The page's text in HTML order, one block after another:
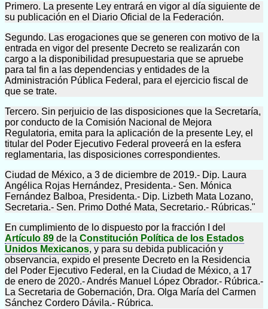
Primero. La presente Ley entrará en vigor al día siguiente de
su publicación en el Diario Oficial de la Federación.
Segundo. Las erogaciones que se generen con motivo de la
entrada en vigor del presente Decreto se realizarán con
cargo a la disponibilidad presupuestaria que se apruebe
para tal fin a las dependencias y entidades de la
Administración Pública Federal, para el ejercicio fiscal de
que se trate.
Tercero. Sin perjuicio de las disposiciones que la Secretaría,
por conducto de la Comisión Nacional de Mejora
Regulatoria, emita para la aplicación de la presente Ley, el
titular del Poder Ejecutivo Federal proveerá en la esfera
reglamentaria, las disposiciones correspondientes.
Ciudad de México, a 3 de diciembre de 2019.- Dip. Laura
Angélica Rojas Hernández, Presidenta.- Sen. Mónica
Fernández Balboa, Presidenta.- Dip. Lizbeth Mata Lozano,
Secretaria.- Sen. Primo Dothé Mata, Secretario.- Rúbricas."
En cumplimiento de lo dispuesto por la fracción I del
Artículo 89 de la Constitución Política de los Estados
Unidos Mexicanos, y para su debida publicación y
observancia, expido el presente Decreto en la Residencia
del Poder Ejecutivo Federal, en la Ciudad de México, a 17
de enero de 2020.- Andrés Manuel López Obrador.- Rúbrica.-
La Secretaria de Gobernación, Dra. Olga María del Carmen
Sánchez Cordero Dávila.- Rúbrica.